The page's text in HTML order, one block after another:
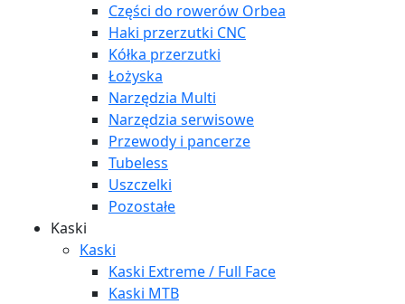
Części do rowerów Orbea
Haki przerzutki CNC
Kółka przerzutki
Łożyska
Narzędzia Multi
Narzędzia serwisowe
Przewody i pancerze
Tubeless
Uszczelki
Pozostałe
Kaski
Kaski
Kaski Extreme / Full Face
Kaski MTB